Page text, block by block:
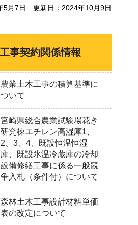
5月7日 更新日：2024年10月9日
工事契約関係情報
農業土木工事の積算基準に
ついて
宮崎県総合農業試験場花き
研究棟エチレン高湿庫1、
2、3、4、既設恒温恒湿
庫、既設氷温冷蔵庫の冷却
設備修繕工事に係る一般競
争入札（条件付）について
森林土木工事設計材料単価
表の改定について